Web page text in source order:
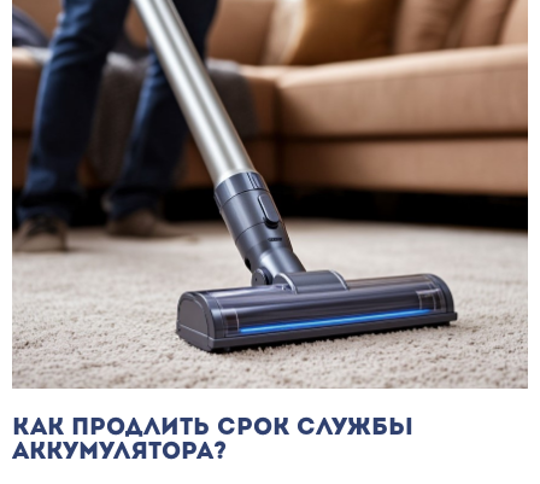
КАК ПРОДЛИТЬ СРОК СЛУЖБЫ
АККУМУЛЯТОРА?